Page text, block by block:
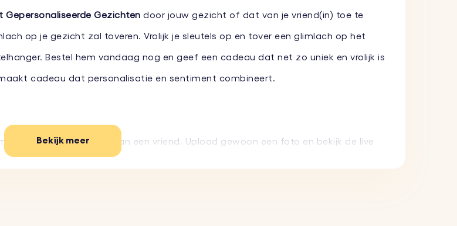
Gepersonaliseerde Gezichten door jouw gezicht of dat van je vriend(in) toe te
op je gezicht zal toveren. Vrolijk je sleutels op en tover een glimlach op het
Bestel hem vandaag nog en geef een cadeau dat net zo uniek en vrolijk is
cadeau dat personalisatie en sentiment combineert.
jouw gezicht of dat van een vriend. Upload gewoon een foto en bekijk de live
Bekijk meer